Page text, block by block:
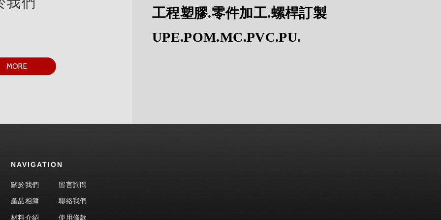
工程塑膠.零件加工.螺桿訂製
UPE.POM.MC.PVC.PU.
MORE
NAVIGATION
關於我們
產品相簿
材料介紹
留言詢問
聯絡我們
使用條款